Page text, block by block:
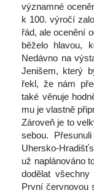
významné
k 100. výročí
řád, ale ocenění
běželo hlavou,
Nedávno na
Jenišem, který
řekl, že nám
také věnuje
mu je vlastně
Zároveň je to
ebou.
Uhersko-
už naplánováno
dodělat
První červnovou